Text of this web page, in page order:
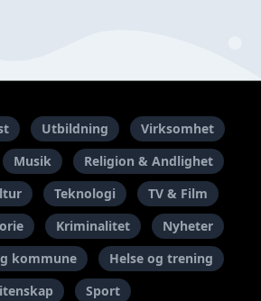
Utbildning
Virksomhet
Musik
Religion & Andlighet
Teknologi
TV & Film
Kriminalitet
Nyheter
kommune
Helse og trening
Sport